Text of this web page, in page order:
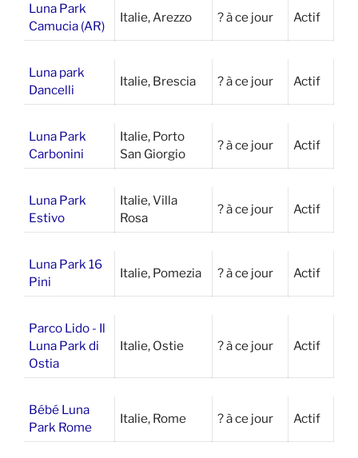
Luna Park
Camucia (AR)
Italie, Arezzo ? à ce jour Actif
Luna park
Dancelli
Italie, Brescia ? à ce jour Actif
Luna Park
Carbonini
Italie, Porto
San Giorgio
? à ce jour Actif
Luna Park
Estivo
Italie, Villa
Rosa
? à ce jour Actif
Luna Park 16
Pini
Italie, Pomezia ? à ce jour Actif
Parco Lido - Il
Luna Park di
Ostia
Italie, Ostie ? à ce jour Actif
Bébé Luna
Park Rome
Italie, Rome ? à ce jour Actif